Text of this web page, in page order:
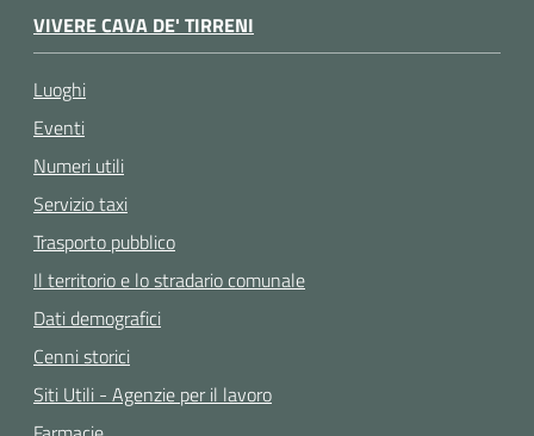
VIVERE CAVA DE' TIRRENI
Luoghi
Eventi
Numeri utili
Servizio taxi
Trasporto pubblico
Il territorio e lo stradario comunale
Dati demografici
Cenni storici
Siti Utili - Agenzie per il lavoro